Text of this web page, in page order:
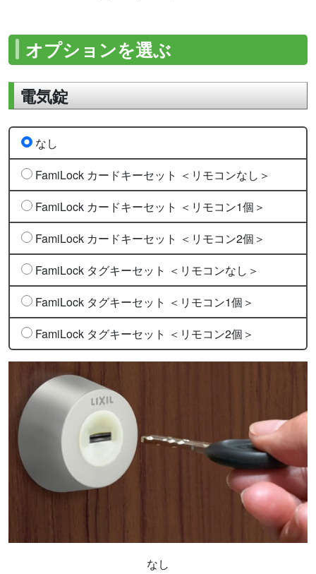
オプションを選ぶ
電気錠
なし
なし
FamiLock カードキーセット ＜リモコンなし＞
FamiLock カードキーセット ＜リモコン1個＞
FamiLock カードキーセット ＜リモコン2個＞
FamiLock タグキーセット ＜リモコンなし＞
FamiLock タグキーセット ＜リモコン1個＞
FamiLock タグキーセット ＜リモコン2個＞